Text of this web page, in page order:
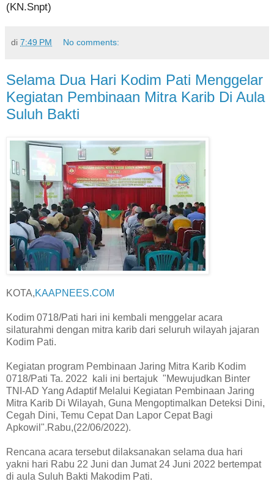
(KN.Snpt)
di 7:49 PM No comments:
Selama Dua Hari Kodim Pati Menggelar
Kegiatan Pembinaan Mitra Karib Di Aula
Suluh Bakti
KOTA,KAAPNEES.COM
Kodim 0718/Pati hari ini kembali menggelar acara
silaturahmi dengan mitra karib dari seluruh wilayah jajaran
Kodim Pati.
Kegiatan program Pembinaan Jaring Mitra Karib Kodim
0718/Pati Ta. 2022 kali ini bertajuk "Mewujudkan Binter
TNI-AD Yang Adaptif Melalui Kegiatan Pembinaan Jaring
Mitra Karib Di Wilayah, Guna Mengoptimalkan Deteksi Dini,
Cegah Dini, Temu Cepat Dan Lapor Cepat Bagi
Apkowil".Rabu,(22/06/2022).
Rencana acara tersebut dilaksanakan selama dua hari
yakni hari Rabu 22 Juni dan Jumat 24 Juni 2022 bertempat
di aula Suluh Bakti Makodim Pati.